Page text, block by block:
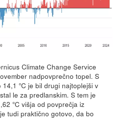
Climate Change Service
nadpovprečno topel. S
°C je bil drugi najtoplejši v
le za predlanskim. S tem je
°C višja od povprečja iz
tudi praktično gotovo, da bo